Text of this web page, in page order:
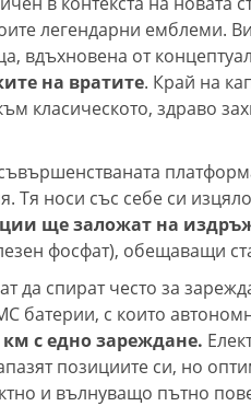
легендарни емблеми.
вдъхновена от
на вратите. Край на
класическото, здраво
Тя носи със себе си
ще заложат на
фосфат), обещаващи
да спират често за
батерии, с които
с едно зареждане.
позициите си, но
и вълнуващо пътно